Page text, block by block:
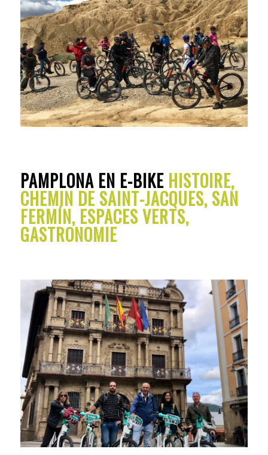
PAMPLONA EN E-BIKEHISTOIRE,
CHEMIN DE SAINT-JACQUES, SAN
FERMÍN, ESPACES VERTS,
GASTRONOMIE